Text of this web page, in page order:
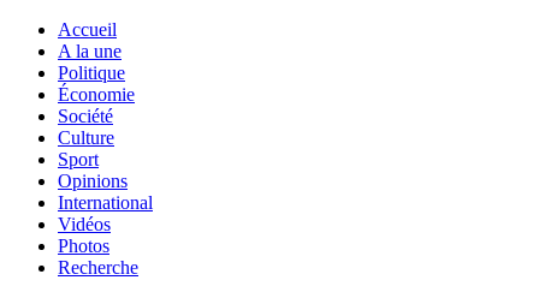
Accueil
A la une
Politique
Économie
Société
Culture
Sport
Opinions
International
Vidéos
Photos
Recherche